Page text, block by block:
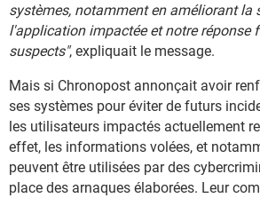
systèmes, notamment en améliorant la
l'application impactée et notre réponse
suspects", expliquait le message.
Mais si Chronopost annonçait avoir
ses systèmes pour éviter de futurs
les utilisateurs impactés actuellement
effet, les informations volées, et
peuvent être utilisées par des
place des arnaques élaborées. Leur